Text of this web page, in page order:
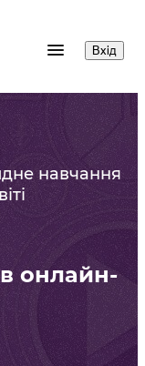
Вхід
навчання
онлайн-